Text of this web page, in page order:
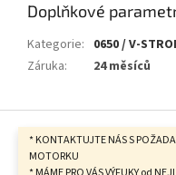
* KONTAKTUJTE NÁS S
MOTORKU
Doplňkové
Kategorie: 0650 / V-
Záruka: 24 měsíců